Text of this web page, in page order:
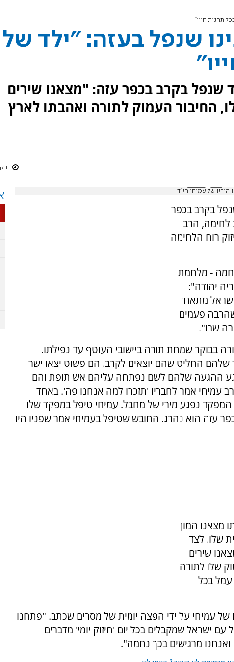
תחנות חייו"
שנפל בעזה: "ילד של
שנפל בקרב בכפר עזה: "מצאנו שירים
החיבור העמוק לתורה ואהבתו לארץ
1 דקות
הוריו של עמיחי הי"ד
בקרב בכפר
לחימה, הרב
רוח הלחימה
- מלחמת
יהודה":
מתאחד
פעמים
שבו".
בבוקר שמחת תורה ביישובי העוטף עד נפילתו.
החליט שהם יוצאים לקרב. הם פשוט יצאו ישר
ההגעה שלהם לשם נפתחה עליהם אש תופת והם
עמיחי אמר לחבריו 'תזכרו למה אנחנו פה'. באחד
נפגע מירי של מחבל. עמיחי טיפל במפקד שלו
עזה הוא נהרג. החובש שטיפל בעמיחי אמר שפניו היו
מצאנו המון
שלו. לצד
שירים
שלו לתורה
עמל בכל
עמיחי על ידי הפצה יומית של מסרים שכתב. "פתחנו
ישראל שמקבלים בכל יום 'חיזוק יומי' מדברים
מרגישים בכך נחמה".